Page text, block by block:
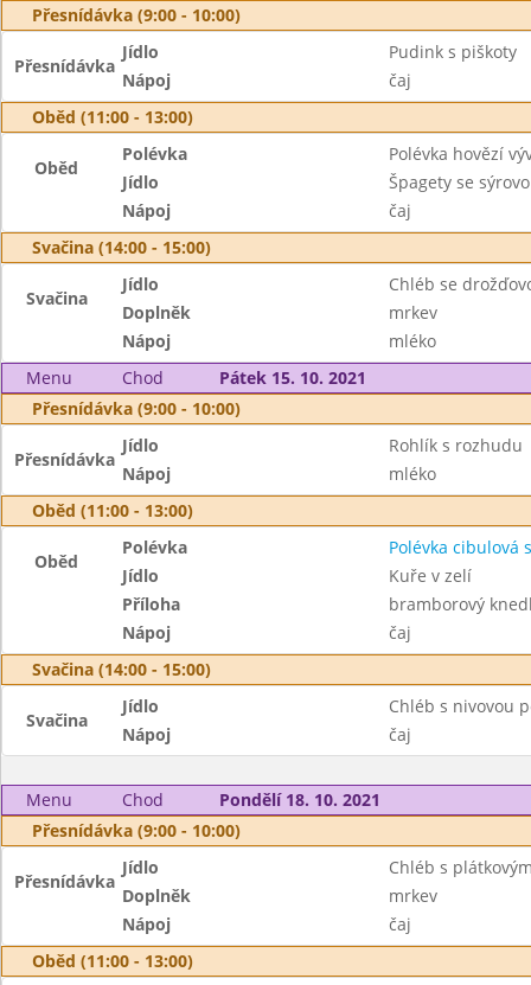
Přesnídávka (9:00 - 10:00)
Přesnídávka
Jídlo
Pudink s piškoty
Nápoj
čaj
Oběd (11:00 - 13:00)
Oběd
Polévka
Polévka hovězí
Jídlo
Špagety se
Nápoj
čaj
Svačina (14:00 - 15:00)
Svačina
Jídlo
Chléb se
Doplněk
mrkev
Nápoj
mléko
Menu
Chod
Pátek 15. 10. 2021
Přesnídávka (9:00 - 10:00)
Přesnídávka
Jídlo
Rohlík s rozhudu
Nápoj
mléko
Oběd (11:00 - 13:00)
Oběd
Polévka
Polévka cibulová
Jídlo
Kuře v zelí
Příloha
bramborový
Nápoj
čaj
Svačina (14:00 - 15:00)
Svačina
Jídlo
Chléb s nivovou
Nápoj
čaj
Menu Chod
Pondělí 18. 10. 2021
Přesnídávka (9:00 - 10:00)
Přesnídávka
Jídlo
Chléb s
Doplněk
mrkev
Nápoj
čaj
Oběd (11:00 - 13:00)